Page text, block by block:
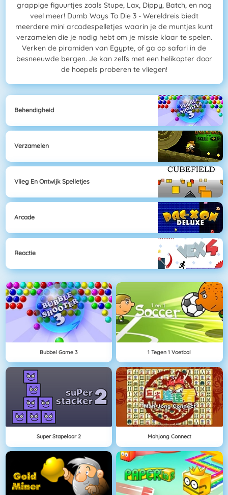
grappige figuurtjes zoals Stupe, Lax, Dippy, Batch, en nog
veel meer! Dumb Ways To Die 3 - Wereldreis biedt
meerdere mini arcadespelletjes waarin je de muntjes kunt
verzamelen die je nodig hebt om je missie klaar te spelen.
Verken de piramiden van Egypte, of ga op safari in de
besneeuwde bergen. Je kan zelfs met een helikopter door
de hoepels proberen te vliegen!
Behendigheid
Verzamelen
Vlieg En Ontwijk Spelletjes
Arcade
Reactie
Bubbel Game 3 1 Tegen 1 Voetbal
Super Stapelaar 2 Mahjong Connect